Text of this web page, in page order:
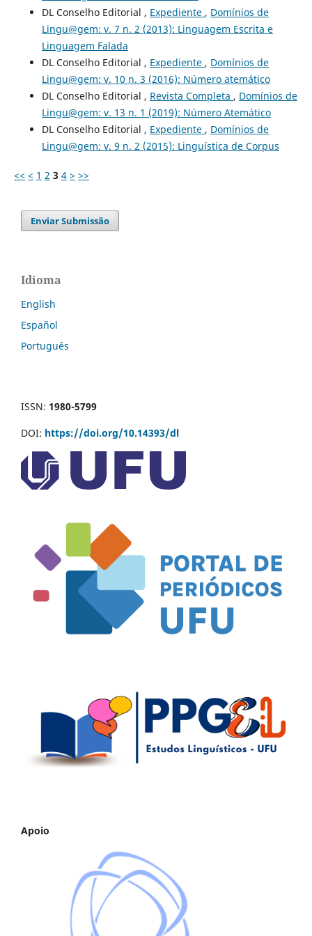
DL Conselho Editorial , Expediente , Domínios de
Lingu@gem: v. 7 n. 2 (2013): Linguagem Escrita e
Linguagem Falada
DL Conselho Editorial , Expediente , Domínios de
Lingu@gem: v. 10 n. 3 (2016): Número atemático
DL Conselho Editorial , Revista Completa , Domínios de
Lingu@gem: v. 13 n. 1 (2019): Número Atemático
DL Conselho Editorial , Expediente , Domínios de
Lingu@gem: v. 9 n. 2 (2015): Linguística de Corpus
<< < 1 2 3 4 > >>
Enviar Submissão
Idioma
English
Español
Português
ISSN: 1980-5799
DOI: https://doi.org/10.14393/dl
Apoio